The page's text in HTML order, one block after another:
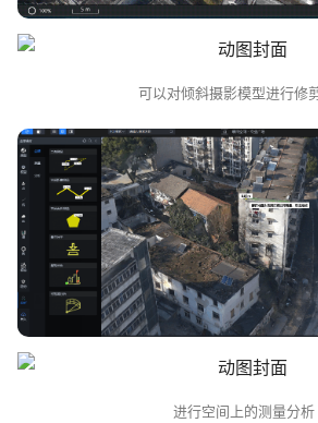
可以对倾斜摄影模型进行修
进行空间上的测量分析